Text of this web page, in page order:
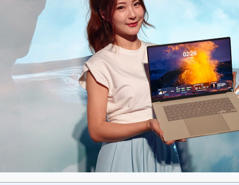
式生活新體驗
外型超吸晴~ 給您絕佳操控體驗 GravaStar
開箱~變身「蜘蛛人」椅子軍師！MSI MPG
iPhone 17 系列 有認證的防護來囉！ imos 首家
DJI Osmo Pocket 3 爽爽帶回家 歡慶 EaseUS 21
小巧好吸不擋鏡頭 有Qi2認證的 ONPRO
會走動的冷暖氣 SONY REON POCKET PRO 穿戴
寶可夢飛人外掛iToolab AnyGo全新升級，GO
百倍變焦實測~ vivo X200 Pro 與 S25 Ultra 誰能
超好用的 PLAUD NotePin AI 智慧錄音膠囊~ 您
COMPUTEX 2025 來囉！AGI亞奇雷 AI・
自帶線的 有線無線都能充 ONPRO MagReact M5
飛利浦 JS7310 ⚡【電急便｜行動儲能救車電源
是螢幕也是電視! 一機超多用途「MSI微星